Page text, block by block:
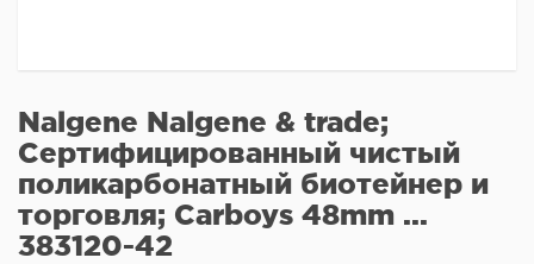
Nalgene Nalgene & trade;
Сертифицированный чистый
поликарбонатный биотейнер и
торговля; Carboys 48mm ...
383120-42